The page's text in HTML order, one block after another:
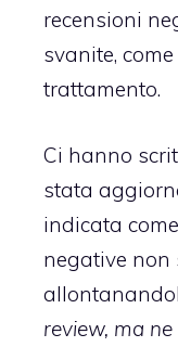
recensioni
svanite,
trattamento.
Ci hanno
stata
indicata
negative non
review, ma